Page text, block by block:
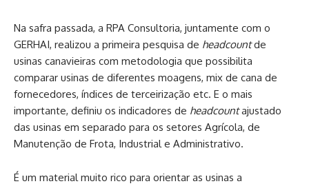
Na safra passada, a RPA Consultoria, juntamente com o
GERHAI, realizou a primeira pesquisa de headcountde
usinas canavieiras com metodologia que possibilita
comparar usinas de diferentes moagens, mix de cana de
fornecedores, índices de terceirização etc. E o mais
importante, definiu os indicadores de headcountajustado
das usinas em separado para os setores Agrícola, de
Manutenção de Frota, Industrial e Administrativo.
É um material muito rico para orientar as usinas a